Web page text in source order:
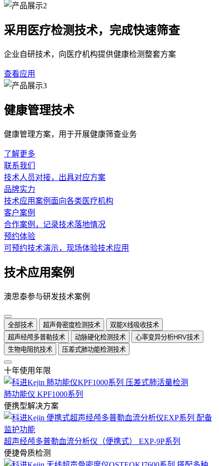
采用医疗检测技术，完成快速筛查
企业自研技术，向医疗机构提供健康检测整套方案
查看应用
健康管理技术
健康管理方案，用于开展健康筛查业务
了解更多
联系我们
技术人员对接，出具对应方案
品牌实力
技术应用案例面向各类医疗机构
客户案例
合作案例，记录技术落地情况
预约体验
可预约技术演示，现场体验技术应用
技术应用案例
澳思泰参与研发技术案例
全部技术 超声骨密度检测技术
双能X线吸收技术
超声经颅多普勒技术
动脉硬化检测技术
心率变异分析HRV技术
生物电阻抗技术
压差式肺功能检测技术
十年使用年限
肺功能仪 KPF1000系列
便携型解决方案
超声经颅多普勒血流分析仪（便携式） EXP-9P系列
便捷骨质检测